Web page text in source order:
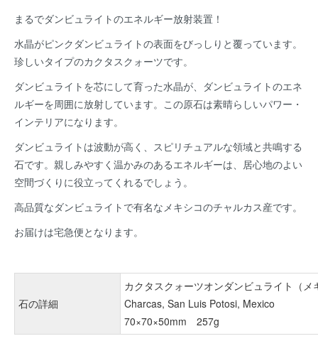
まるでダンビュライトのエネルギー放射装置！
水晶がピンクダンビュライトの表面をびっしりと覆っています。
珍しいタイプのカクタスクォーツです。
ダンビュライトを芯にして育った水晶が、ダンビュライトのエネ
ルギーを周囲に放射しています。この原石は素晴らしいパワー・
インテリアになります。
ダンビュライトは波動が高く、スピリチュアルな領域と共鳴する
石です。親しみやすく温かみのあるエネルギーは、居心地のよい
空間づくりに役立ってくれるでしょう。
高品質なダンビュライトで有名なメキシコのチャルカス産です。
お届けは宅急便となります。
石の詳細
カクタスクォーツオンダンビュライト（メ
Charcas, San Luis Potosi, Mexico
70×70×50mm 257g